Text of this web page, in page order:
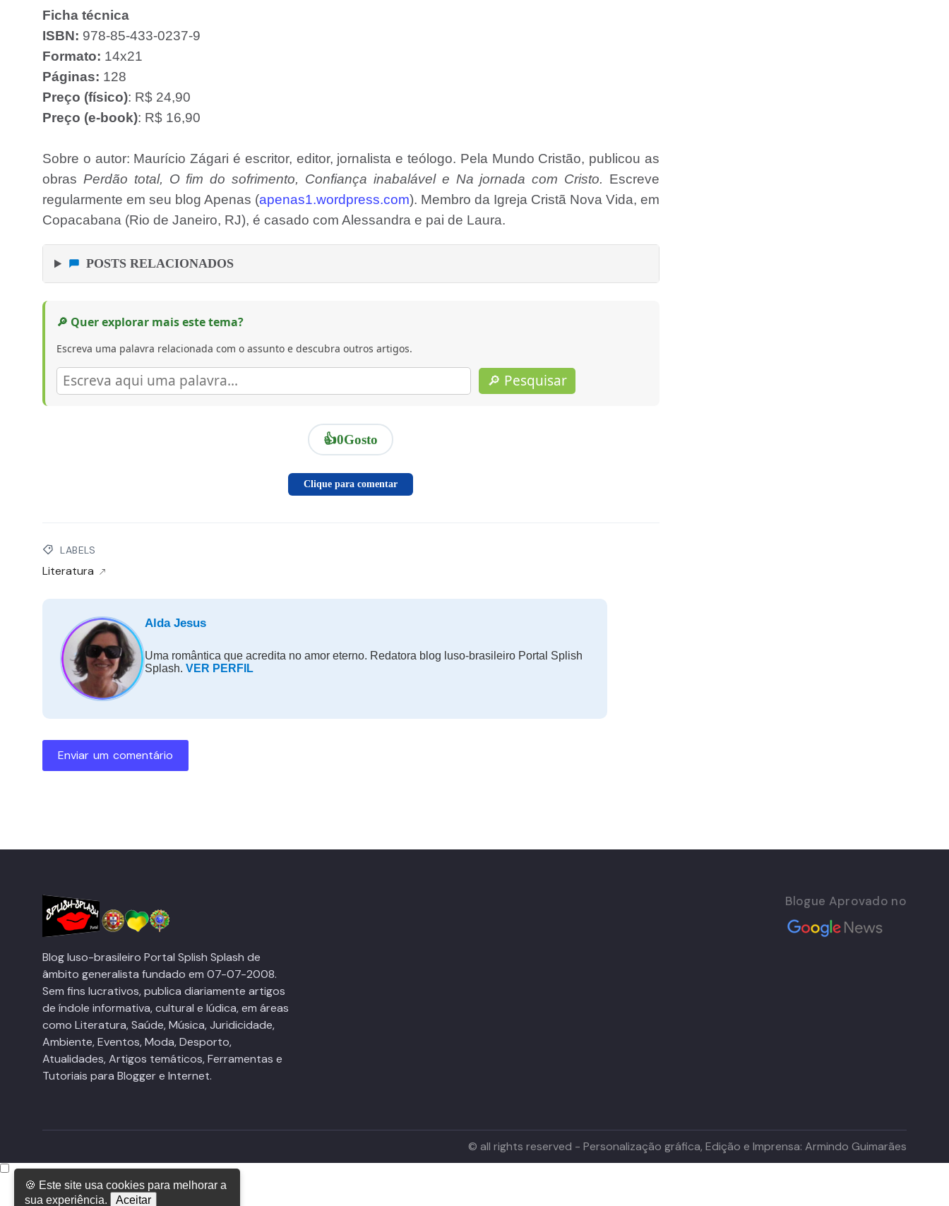
Ficha técnica
ISBN: 978-85-433-0237-9
Formato: 14x21
Páginas: 128
Preço (físico): R$ 24,90
Preço (e-book): R$ 16,90
Sobre o autor: Maurício Zágari é escritor, editor, jornalista e teólogo. Pela Mundo Cristão, publicou as
obras Perdão total, O fim do sofrimento, Confiança inabalável e Na jornada com Cristo. Escreve
regularmente em seu blog Apenas (apenas1.wordpress.com). Membro da Igreja Cristã Nova Vida, em
Copacabana (Rio de Janeiro, RJ), é casado com Alessandra e pai de Laura.
POSTS RELACIONADOS
🔎 Quer explorar mais este tema?
Escreva uma palavra relacionada com o assunto e descubra outros artigos.
🔎 Pesquisar
👍0Gosto
Clique para comentar
LABELS
Literatura
Alda Jesus
Uma romântica que acredita no amor eterno. Redatora blog luso-brasileiro Portal Splish
Splash. VER PERFIL
Enviar um comentário
Blog luso-brasileiro Portal Splish Splash de
âmbito generalista fundado em 07-07-2008.
Sem fins lucrativos, publica diariamente artigos
de índole informativa, cultural e lúdica, em áreas
como Literatura, Saúde, Música, Juridicidade,
Ambiente, Eventos, Moda, Desporto,
Atualidades, Artigos temáticos, Ferramentas e
Tutoriais para Blogger e Internet.
Blogue Aprovado no
© all rights reserved - Personalização gráfica, Edição e Imprensa: Armindo Guimarães
🍪 Este site usa cookies para melhorar a
sua experiência.
Aceitar